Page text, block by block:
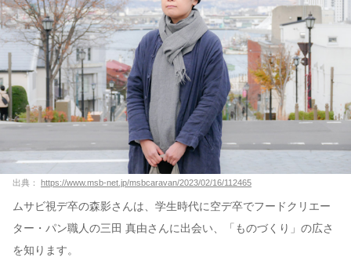
出典： https://www.msb-net.jp/msbcaravan/2023/02/16/112465
ムサビ視デ卒の森影さんは、学生時代に空デ卒でフードクリエー
ター・パン職人の三田 真由さんに出会い、「ものづくり」の広さ
を知ります。